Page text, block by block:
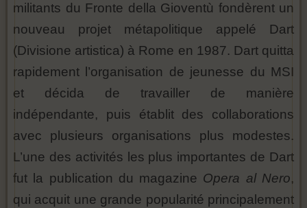
militants du Fronte della Gioventù fondèrent un
nouveau projet métapolitique appelé Dart
(Divisione artistica) à Rome en 1987. Dart quitta
rapidement l’organisation de jeunesse du MSI
et décida de travailler de manière
indépendante, puis établit des collaborations
avec plusieurs organisations plus modestes.
L’une des activités les plus importantes de Dart
fut la publication du magazine Opera al Nero,
qui acquit une grande popularité principalement